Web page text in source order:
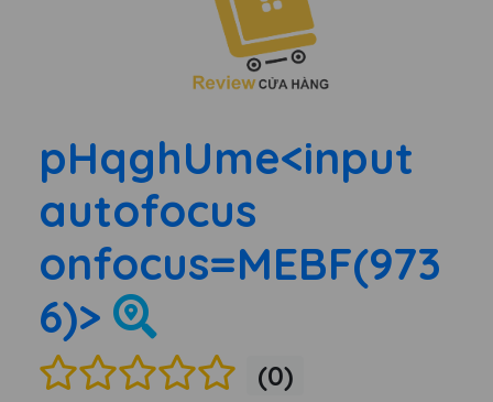
pHqghUme<input
autofocus
onfocus=MEBF(973
6)>
(0)